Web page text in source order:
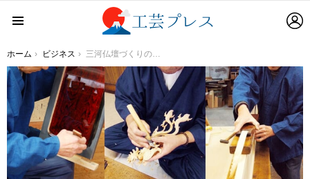
You are here:
ホーム ビジネス 三河仏壇づくりの伝統技術を活かしたライフスタイルブランド「＋８１(エイトワン)」始動！